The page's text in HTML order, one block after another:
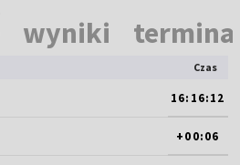
wyniki
Czas
16:16:12
+00:06